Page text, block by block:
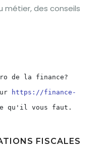
métier, des conseils
de la finance?
https://finance-
qu'il vous faut.
FISCALES